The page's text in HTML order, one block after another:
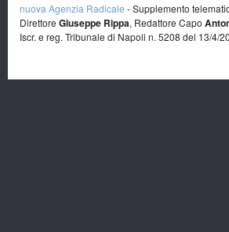
nuova Agenzia Radicale - Supplemento
Direttore Giuseppe Rippa, Redattore Capo
Iscr. e reg. Tribunale di Napoli n. 5208 del 13/